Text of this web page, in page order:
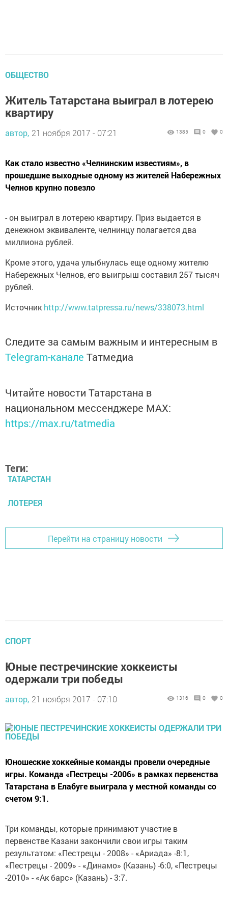
ОБЩЕСТВО
Житель Татарстана выиграл в лотерею
квартиру
автор, 21 ноября 2017 - 07:21 1385 0 0
Как стало известно «Челнинским известиям», в
прошедшие выходные одному из жителей Набережных
Челнов крупно повезло
- он выиграл в лотерею квартиру. Приз выдается в
денежном эквиваленте, челнинцу полагается два
миллиона рублей.
Кроме этого, удача улыбнулась еще одному жителю
Набережных Челнов, его выигрыш составил 257 тысяч
рублей.
Источникhttp://www.tatpressa.ru/news/338073.html
Следите за самым важным и интересным в
Telegram-канале Татмедиа
Читайте новости Татарстана в
национальном мессенджере MАХ:
https://max.ru/tatmedia
Теги:
ТАТАРСТАН
ЛОТЕРЕЯ
Перейти на страницу новости
СПОРТ
Юные пестречинские хоккеисты
одержали три победы
автор, 21 ноября 2017 - 07:10 1316 0 0
Юношеские хоккейные команды провели очередные
игры. Команда «Пестрецы -2006» в рамках первенства
Татарстана в Елабуге выиграла у местной команды со
счетом 9:1.
Три команды, которые принимают участие в
первенстве Казани закончили свои игры таким
результатом: «Пестрецы - 2008» - «Ариада» -8:1,
«Пестрецы - 2009» - «Динамо» (Казань) -6:0, «Пестрецы
-2010» - «Ак барс» (Казань) - 3:7.